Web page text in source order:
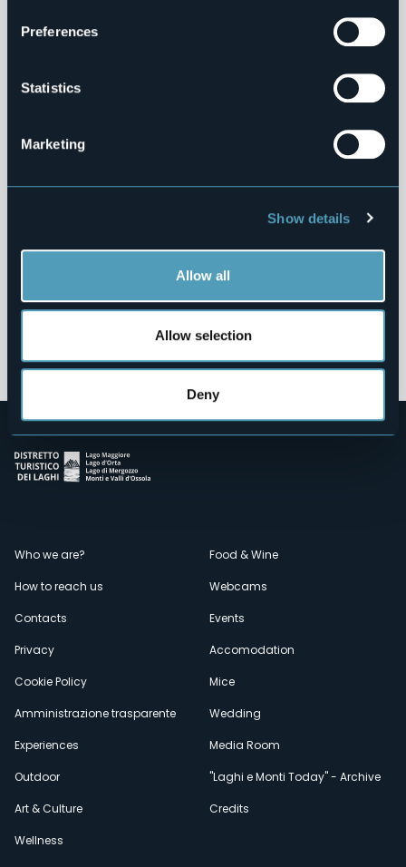
Preferences
Statistics
Marketing
Show details
Allow all
Allow selection
Deny
Pagamenti dell'Amministrazione
Informazioni Ambientali
Strutture Sanitarie Private Accreditate
Interventi Straordinari e di Emergenza
Contributi Enti Pubblici ex L. 124/2017
Altri Contenuti
Menù
secondario
Who we are?
How to reach us
Contacts
Privacy
Cookie Policy
Amministrazione trasparente
Experiences
Outdoor
Art & Culture
Wellness
Food & Wine
Webcams
Events
Accomodation
Mice
Wedding
Media Room
"Laghi e Monti Today" - Archive
Credits